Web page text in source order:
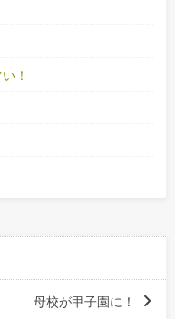
！
母校が甲子園に！